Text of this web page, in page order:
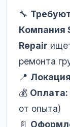
🔧
Компания
Repair
ремонта
📍
💰 Оплата:
от опыта)
📄